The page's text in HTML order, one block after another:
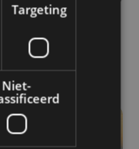
wint voor
Targeting
Niet-